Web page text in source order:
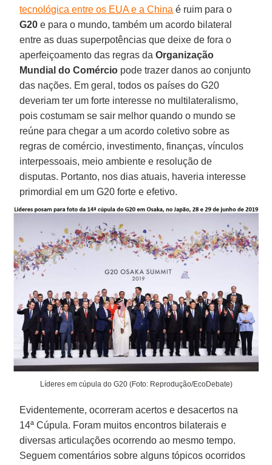
tecnológica entre os EUA e a China é ruim para o
G20 e para o mundo, também um acordo bilateral
entre as duas superpotências que deixe de fora o
aperfeiçoamento das regras daOrganização
Mundial do Comércio pode trazer danos ao conjunto
das nações. Em geral, todos os países do G20
deveriam ter um forte interesse no multilateralismo,
pois costumam se sair melhor quando o mundo se
reúne para chegar a um acordo coletivo sobre as
regras de comércio, investimento, finanças, vínculos
interpessoais, meio ambiente e resolução de
disputas. Portanto, nos dias atuais, haveria interesse
primordial em um G20 forte e efetivo.
Líderes em cúpula do G20 (Foto: Reprodução/EcoDebate)
Evidentemente, ocorreram acertos e desacertos na
14ª Cúpula. Foram muitos encontros bilaterais e
diversas articulações ocorrendo ao mesmo tempo.
Seguem comentários sobre alguns tópicos ocorridos